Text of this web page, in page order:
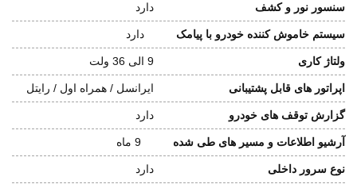
سنسور نور و کشف دارد
سیستم خاموش کننده خودرو با پیامک دارد
ولتاژ کاری 9 الی 36 ولت
اپراتور های قابل پشتیبانی ایرانسل / همراه اول / رایتل
گزارش توقف های خودرو دارد
آرشیو اطلاعات و مسیر های طی شده 9 ماه
نوع سرور داخلی دارد